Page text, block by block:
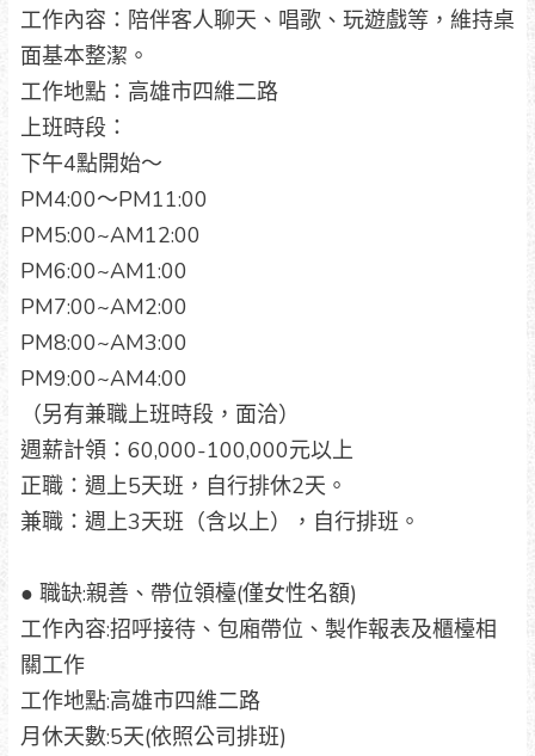
工作內容：陪伴客人聊天、唱歌、玩遊戲等，維持桌
面基本整潔。
工作地點：高雄市四維二路
上班時段：
下午4點開始～
PM4:00～PM11:00
PM5:00~AM12:00
PM6:00~AM1:00
PM7:00~AM2:00
PM8:00~AM3:00
PM9:00~AM4:00
（另有兼職上班時段，面洽）
週薪計領：60,000-100,000元以上
正職：週上5天班，自行排休2天。
兼職：週上3天班（含以上），自行排班。
● 職缺:親善、帶位領檯(僅女性名額)
工作內容:招呼接待、包廂帶位、製作報表及櫃檯相
關工作
工作地點:高雄市四維二路
月休天數:5天(依照公司排班)